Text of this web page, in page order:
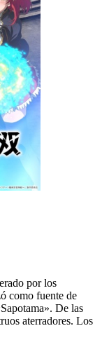
por los
como fuente de
De las
aterradores. Los